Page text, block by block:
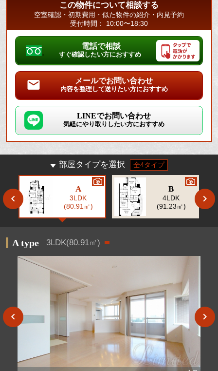
この物件について相談する
空室確認・初期費用・似た物件の紹介・内見予約
受付時間： 10:00〜18:30
電話で相談
すぐ確認したい方におすすめ
メールでお問い合わせ
内容を整理して送りたい方におすすめ
LINEでお問い合わせ
気軽にやり取りしたい方におすすめ
部屋タイプを選択 全4タイプ
A
3LDK
(80.91㎡)
B
4LDK
(91.23㎡)
A type 3LDK(80.91㎡)